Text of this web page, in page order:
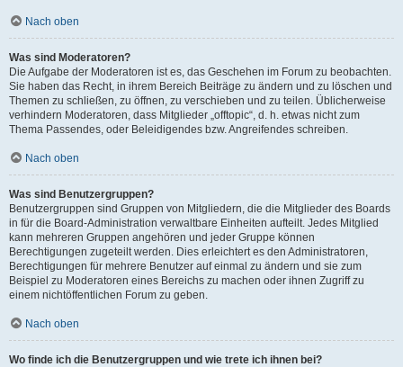
Nach oben
Was sind Moderatoren?
Die Aufgabe der Moderatoren ist es, das Geschehen im Forum zu beobachten.
Sie haben das Recht, in ihrem Bereich Beiträge zu ändern und zu löschen und
Themen zu schließen, zu öffnen, zu verschieben und zu teilen. Üblicherweise
verhindern Moderatoren, dass Mitglieder „offtopic“, d. h. etwas nicht zum
Thema Passendes, oder Beleidigendes bzw. Angreifendes schreiben.
Nach oben
Was sind Benutzergruppen?
Benutzergruppen sind Gruppen von Mitgliedern, die die Mitglieder des Boards
in für die Board-Administration verwaltbare Einheiten aufteilt. Jedes Mitglied
kann mehreren Gruppen angehören und jeder Gruppe können
Berechtigungen zugeteilt werden. Dies erleichtert es den Administratoren,
Berechtigungen für mehrere Benutzer auf einmal zu ändern und sie zum
Beispiel zu Moderatoren eines Bereichs zu machen oder ihnen Zugriff zu
einem nichtöffentlichen Forum zu geben.
Nach oben
Wo finde ich die Benutzergruppen und wie trete ich ihnen bei?